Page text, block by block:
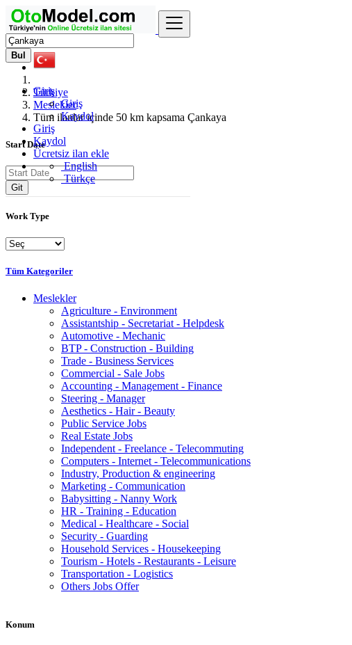
Giriş
Giriş
Kaydol
Giriş
Kaydol
Ücretsiz ilan ekle
English
Türkçe
Bul
Türkiye
Meslekler
Tüm ilanlar içinde 50 km kapsama Çankaya
Start Date
Git
Work Type
Tüm Kategoriler
Meslekler
Agriculture - Environment
Assistantship - Secretariat - Helpdesk
Automotive - Mechanic
BTP - Construction - Building
Trade - Business Services
Commercial - Sale Jobs
Accounting - Management - Finance
Steering - Manager
Aesthetics - Hair - Beauty
Public Service Jobs
Real Estate Jobs
Independent - Freelance - Telecommuting
Computers - Internet - Telecommunications
Industry, Production & engineering
Marketing - Communication
Babysitting - Nanny Work
HR - Training - Education
Medical - Healthcare - Social
Security - Guarding
Household Services - Housekeeping
Tourism - Hotels - Restaurants - Leisure
Transportation - Logistics
Others Jobs Offer
Konum